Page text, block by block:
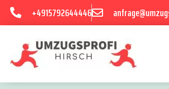
+4915792644446